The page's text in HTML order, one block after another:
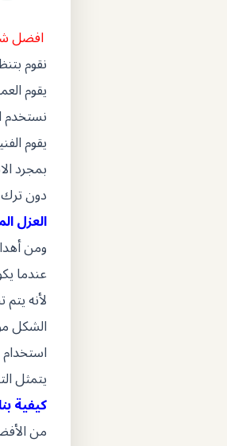
افضل
نقوم
يقوم
نستخدم
يقوم
بمجرد
دون ترك
العزل
ومن
عندما
لأنه
الشكل
يتمثل
كيفية
من